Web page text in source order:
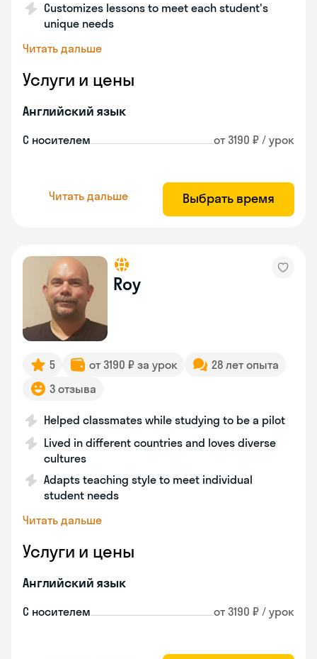
Customizes lessons to meet each student's
unique needs
Читать дальше
Услуги и цены
Английский язык
С носителем от 3190 ₽ / урок
Читать дальше Выбрать время
Roy
5 от 3190 ₽ за урок
28 лет опыта
3 отзыва
Helped classmates while studying to be a pilot
Lived in different countries and loves diverse
cultures
Adapts teaching style to meet individual
student needs
Читать дальше
Услуги и цены
Английский язык
С носителем от 3190 ₽ / урок